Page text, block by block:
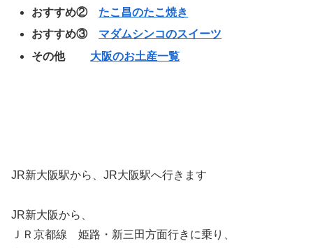
おすすめ② たこ昌のたこ焼き
おすすめ③ マダムシンコのスイーツ
その他 大阪のお土産一覧
JR新大阪駅から、JR大阪駅へ行きます
JR新大阪から、
ＪＲ京都線 姫路・新三田方面行きに乗り、